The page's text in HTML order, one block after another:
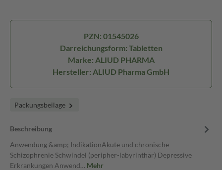
PZN: 01545026
Darreichungsform: Tabletten
Marke: ALIUD PHARMA
Hersteller: ALIUD Pharma GmbH
Packungsbeilage
Beschreibung
Anwendung &amp; IndikationAkute und chronische
Schizophrenie Schwindel (peripher-labyrinthär) Depressive
Erkrankungen Anwend… Mehr